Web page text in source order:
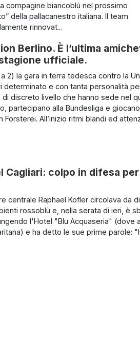
compagine biancoblù nel prossimo
della pallacanestro italiana. Il team
rinnovat...
Berlino. È l’ultima
ufficiale.
2) la gara in terra tedesca contro la
determinato e con tanta personalità
discreto livello che hanno sede nel
partecipano alla Bundesliga e
Forsterei. All’inizio ritmi blandi ed
Cagliari: colpo in difesa
centrale Raphael Kofler circolava da
rossoblù e, nella serata di ieri, è
l'Hotel "Blu Acquaseria" (dove
e ha detto le sue prime parole: